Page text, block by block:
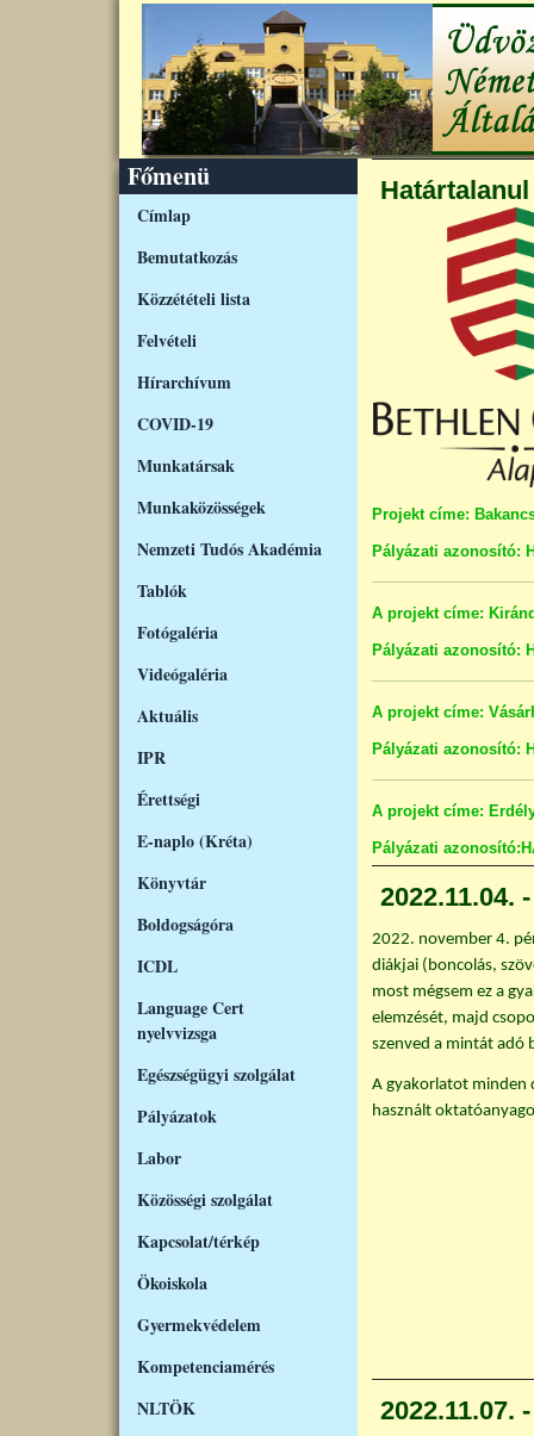
Ugrás a tartalomra
Főmenü
Címlap
Bemutatkozás
Közzétételi lista
Felvételi
Hírarchívum
COVID-19
Munkatársak
Munkaközösségek
Nemzeti Tudós Akadémia
Tablók
Fotógaléria
Videógaléria
Aktuális
IPR
Érettségi
E-naplo (Kréta)
Könyvtár
Boldogságóra
ICDL
Language Cert
nyelvvizsga
Egészségügyi szolgálat
Pályázatok
Labor
Közösségi szolgálat
Kapcsolat/térkép
Ökoiskola
Gyermekvédelem
Kompetenciamérés
NLTÖK
Határtalanul
Projekt címe:
Pályázati azonosító:
A projekt címe:
Pályázati azonosító:
A projekt címe:
Pályázati azonosító:
A projekt címe:
Pályázati
2022.11.04.
2022. november 4.
diákjai (boncolás,
most mégsem ez a
elemzését, majd
szenved a mintát adó
A gyakorlatot minden
használt
2022.11.07.